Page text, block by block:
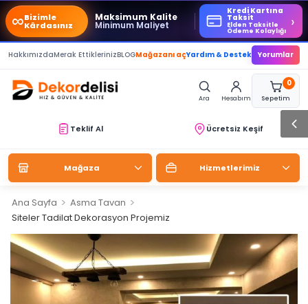
∞Bizimle
Kârdasınız
Maksimum Kalite
Minimum Maliyet
Kredi Kartına
Taksit
Elden Taksitle
Ödeme Kolaylığı
›
HakkımızdaMerak EttiklerinizBLOGMağazanı açYardım & Destek Yorumlar
Ara Hesabım
0
Sepetim
Teklif Al Ücretsiz Keşif
Mağaza Hizmetlerimiz
Ana Sayfa > Asma Tavan >
Siteler Tadilat Dekorasyon Projemiz